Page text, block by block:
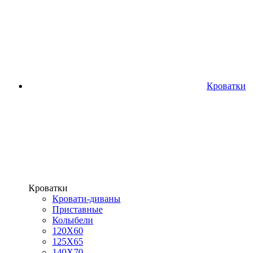
Кроватки
Кроватки
Кровати-диваны
Приставные
Колыбели
120Х60
125X65